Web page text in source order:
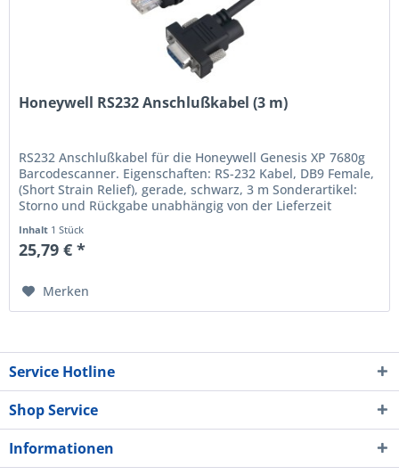
Honeywell RS232 Anschlußkabel (3 m)
RS232 Anschlußkabel für die Honeywell Genesis XP 7680g
Barcodescanner. Eigenschaften: RS-232 Kabel, DB9 Female,
(Short Strain Relief), gerade, schwarz, 3 m Sonderartikel:
Storno und Rückgabe unabhängig von der Lieferzeit
Inhalt 1 Stück
25,79 € *
Merken
Service Hotline
Shop Service
Informationen